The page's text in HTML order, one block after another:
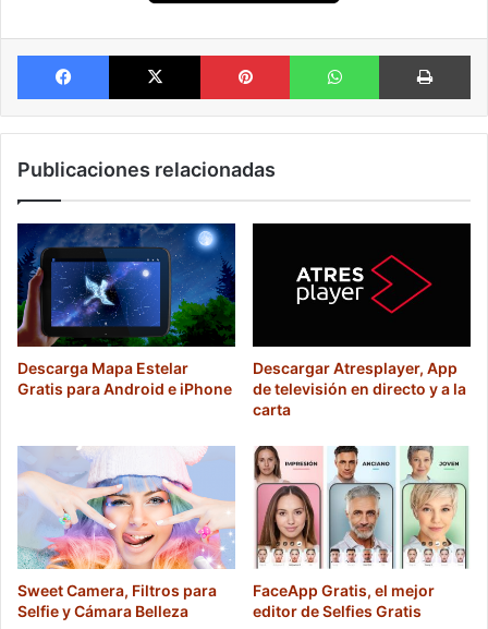
Facebook X Pinterest WhatsApp
Publicaciones relacionadas
Descarga Mapa Estelar
Gratis para Android e iPhone
Descargar Atresplayer, App
de televisión en directo y a la
carta
Sweet Camera, Filtros para
Selfie y Cámara Belleza
FaceApp Gratis, el mejor
editor de Selfies Gratis